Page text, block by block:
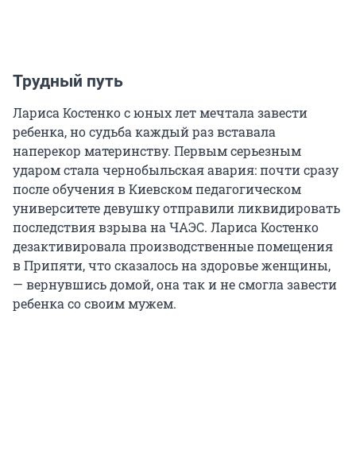
Трудный путь
Лариса Костенко с юных лет мечтала завести
ребенка, но судьба каждый раз вставала
наперекор материнству. Первым серьезным
ударом стала чернобыльская авария: почти сразу
после обучения в Киевском педагогическом
университете девушку отправили ликвидировать
последствия взрыва на ЧАЭС. Лариса Костенко
дезактивировала производственные помещения
в Припяти, что сказалось на здоровье женщины,
— вернувшись домой, она так и не смогла завести
ребенка со своим мужем.